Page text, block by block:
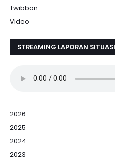
Twibbon
Video
STREAMING LAPORAN SITUASI
2026
2025
2024
2023